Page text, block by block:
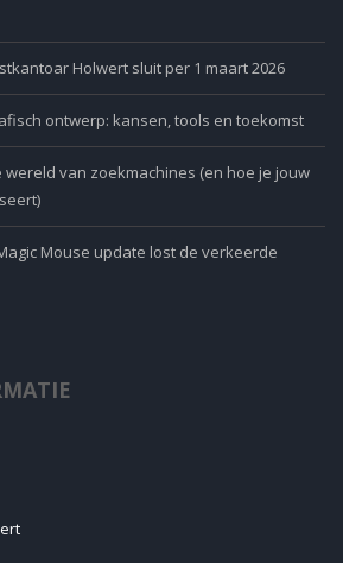
Holwert sluit per 1 maart 2026
ontwerp: kansen, tools en toekomst
wereld van zoekmachines (en hoe je jouw
Mouse update lost de verkeerde